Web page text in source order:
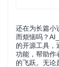
还在为长篇小
而烦恼吗？
的开源工具，
功能，帮助作
的飞跃。无论